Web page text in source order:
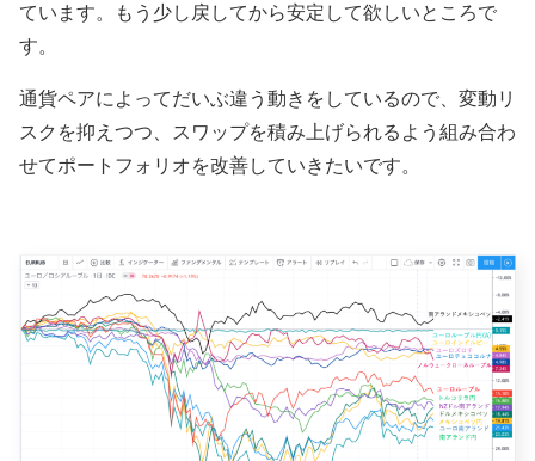
ています。もう少し戻してから安定して欲しいところで
す。
通貨ペアによってだいぶ違う動きをしているので、変動リ
スクを抑えつつ、スワップを積み上げられるよう組み合わ
せてポートフォリオを改善していきたいです。